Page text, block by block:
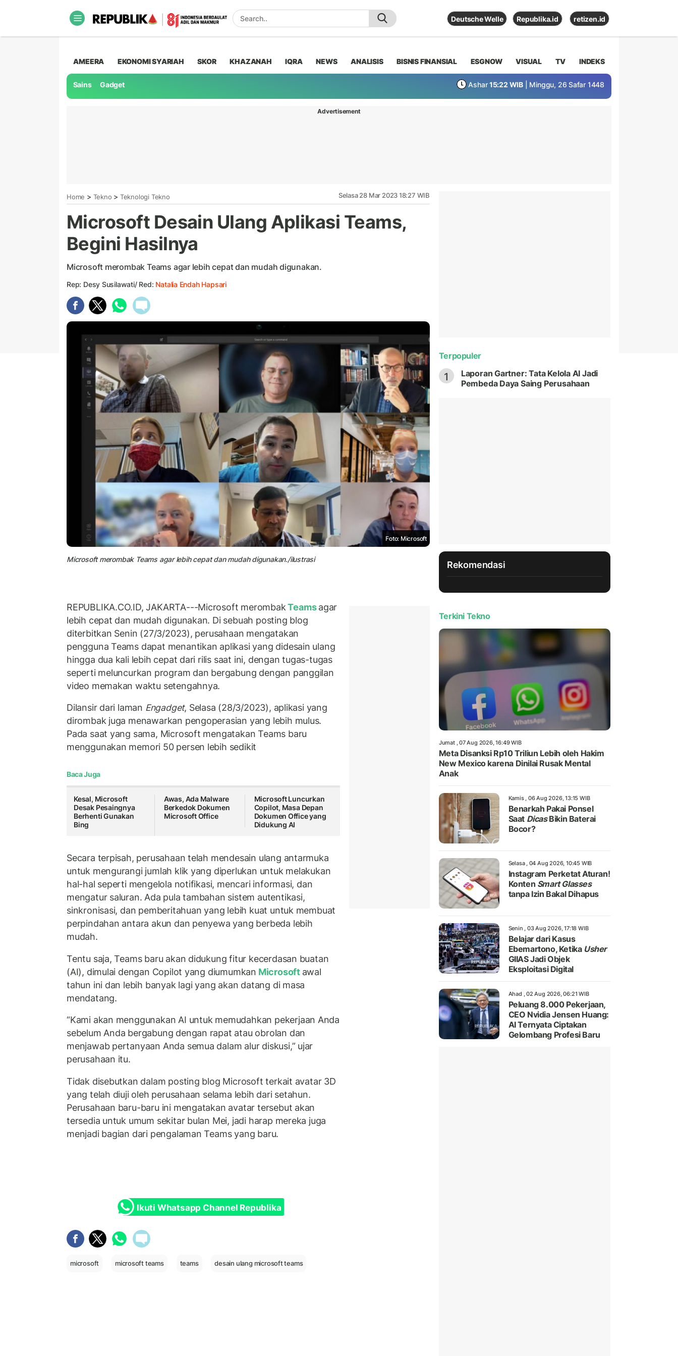
Deutsche Welle Republika.id retizen.id
AMEERA EKONOMI SYARIAH SKOR KHAZANAH IQRA NEWS ANALISIS BISNIS FINANSIAL ESGNOW VISUAL TV INDEKS
Sains Gadget Ashar 15:22 WIB | Minggu, 26 Safar 1448
Advertisement
Home > Tekno > Teknologi Tekno Selasa 28 Mar 2023 18:27 WIB
Microsoft Desain Ulang Aplikasi Teams,
Begini Hasilnya
Microsoft merombak Teams agar lebih cepat dan mudah digunakan.
Rep: Desy Susilawati/ Red: Natalia Endah Hapsari
Foto: Microsoft
Microsoft merombak Teams agar lebih cepat dan mudah digunakan./ilustrasi
REPUBLIKA.CO.ID, JAKARTA---Microsoft merombakTeamsagar
lebih cepat dan mudah digunakan. Di sebuah posting blog
diterbitkan Senin (27/3/2023), perusahaan mengatakan
pengguna Teams dapat menantikan aplikasi yang didesain ulang
hingga dua kali lebih cepat dari rilis saat ini, dengan tugas-tugas
seperti meluncurkan program dan bergabung dengan panggilan
video memakan waktu setengahnya.
Dilansir dari laman Engadget, Selasa (28/3/2023), aplikasi yang
dirombak juga menawarkan pengoperasian yang lebih mulus.
Pada saat yang sama, Microsoft mengatakan Teams baru
menggunakan memori 50 persen lebih sedikit
Baca Juga
Kesal, Microsoft
Desak Pesaingnya
Berhenti Gunakan
Bing
Awas, Ada Malware
Berkedok Dokumen
Microsoft Office
Microsoft Luncurkan
Copilot, Masa Depan
Dokumen Office yang
Didukung AI
Secara terpisah, perusahaan telah mendesain ulang antarmuka
untuk mengurangi jumlah klik yang diperlukan untuk melakukan
hal-hal seperti mengelola notifikasi, mencari informasi, dan
mengatur saluran. Ada pula tambahan sistem autentikasi,
sinkronisasi, dan pemberitahuan yang lebih kuat untuk membuat
perpindahan antara akun dan penyewa yang berbeda lebih
mudah.
Tentu saja, Teams baru akan didukung fitur kecerdasan buatan
(AI), dimulai dengan Copilot yang diumumkan Microsoft awal
tahun ini dan lebih banyak lagi yang akan datang di masa
mendatang.
“Kami akan menggunakan AI untuk memudahkan pekerjaan Anda
sebelum Anda bergabung dengan rapat atau obrolan dan
menjawab pertanyaan Anda semua dalam alur diskusi,” ujar
perusahaan itu.
Tidak disebutkan dalam posting blog Microsoft terkait avatar 3D
yang telah diuji oleh perusahaan selama lebih dari setahun.
Perusahaan baru-baru ini mengatakan avatar tersebut akan
tersedia untuk umum sekitar bulan Mei, jadi harap mereka juga
menjadi bagian dari pengalaman Teams yang baru.
Ikuti Whatsapp Channel Republika
microsoft microsoft teams teams desain ulang microsoft teams
Terpopuler
1
Laporan Gartner: Tata Kelola AI Jadi
Pembeda Daya Saing Perusahaan
Rekomendasi
Terkini Tekno
Jumat , 07 Aug 2026, 16:49 WIB
Meta Disanksi Rp10 Triliun Lebih oleh Hakim
New Mexico karena Dinilai Rusak Mental
Anak
Kamis , 06 Aug 2026, 13:15 WIB
Benarkah Pakai Ponsel
Saat DicasBikin Baterai
Bocor?
Selasa , 04 Aug 2026, 10:45 WIB
Instagram Perketat Aturan!
Konten Smart Glasses
tanpa Izin Bakal Dihapus
Senin , 03 Aug 2026, 17:18 WIB
Belajar dari Kasus
Ebemartono, Ketika Usher
GIIAS Jadi Objek
Eksploitasi Digital
Ahad , 02 Aug 2026, 06:21 WIB
Peluang 8.000 Pekerjaan,
CEO Nvidia Jensen Huang:
AI Ternyata Ciptakan
Gelombang Profesi Baru